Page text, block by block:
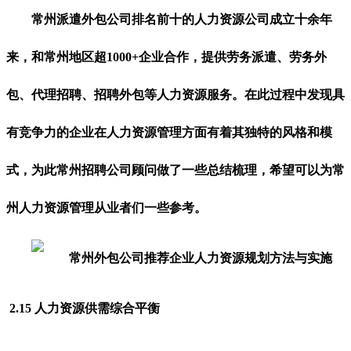
常州派遣外包公司排名前十的人力资源公司成立十余年
来，和常州地区超1000+企业合作，提供劳务派遣、劳务外
包、代理招聘、招聘外包等人力资源服务。在此过程中发现具
有竞争力的企业在人力资源管理方面有着其独特的风格和模
式，为此常州招聘公司顾问做了一些总结梳理，希望可以为常
州人力资源管理从业者们一些参考。
2.15 人力资源供需综合平衡